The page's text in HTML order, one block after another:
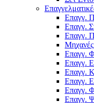
Επαγγ.
Επαγγ.
Επαγγ.
Επαγγ.
Επαγγ.
Επαγγ.
Επαγγ.
Επαγγ.
Επαγγ.